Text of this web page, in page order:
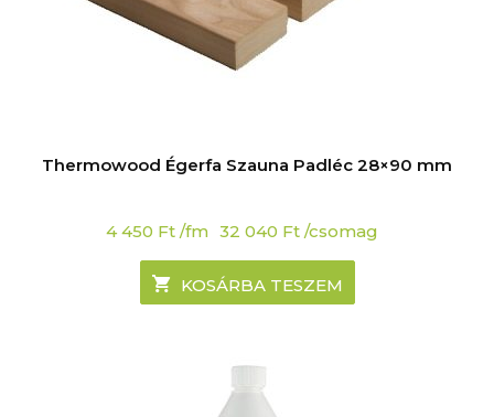
Thermowood Égerfa Szauna Padléc 28×90 mm
4 450 Ft /fm 32 040 Ft /csomag
KOSÁRBA TESZEM